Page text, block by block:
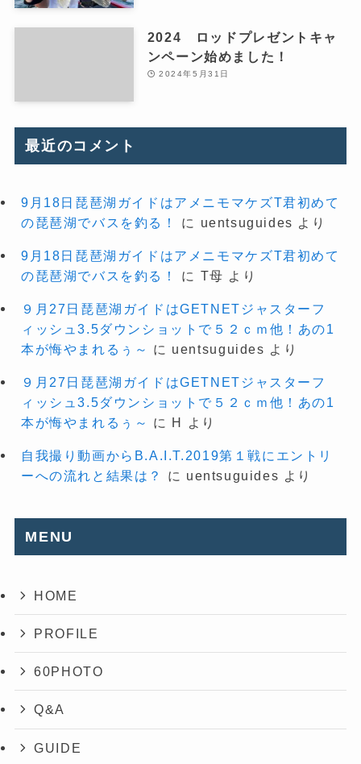
2024 ロッドプレゼントキャ
ンペーン始めました！
2024年5月31日
最近のコメント
9月18日琵琶湖ガイドはアメニモマケズT君初めて
の琵琶湖でバスを釣る！
に uentsuguides より
9月18日琵琶湖ガイドはアメニモマケズT君初めて
の琵琶湖でバスを釣る！
に T母 より
９月27日琵琶湖ガイドはGETNETジャスターフ
ィッシュ3.5ダウンショットで５２ｃｍ他！あの1
本が悔やまれるぅ～
に uentsuguides より
９月27日琵琶湖ガイドはGETNETジャスターフ
ィッシュ3.5ダウンショットで５２ｃｍ他！あの1
本が悔やまれるぅ～
に H より
自我撮り動画からB.A.I.T.2019第１戦にエントリ
ーへの流れと結果は？
に uentsuguides より
MENU
HOME
PROFILE
60PHOTO
Q&A
GUIDE